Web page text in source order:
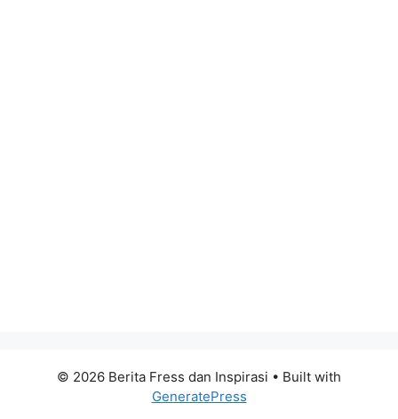
© 2026 Berita Fress dan Inspirasi • Built with
GeneratePress